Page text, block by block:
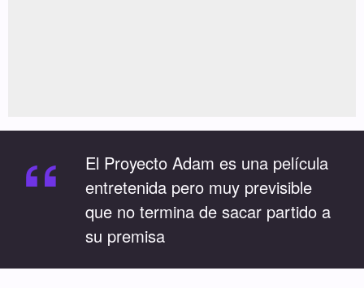
“
El Proyecto Adam es una película
entretenida pero muy previsible
que no termina de sacar partido a
su premisa